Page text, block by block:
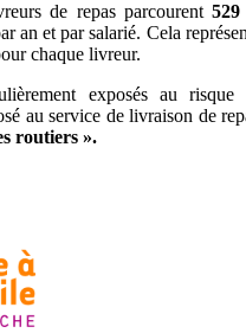
de repas parcourent
an et par salarié. Cela
chaque livreur.
exposés au risque
au service de livraison de
routiers ».